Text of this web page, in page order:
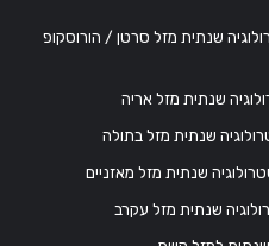
אסטרולוגיה שנתית מזל סרטן / הורוסקופ